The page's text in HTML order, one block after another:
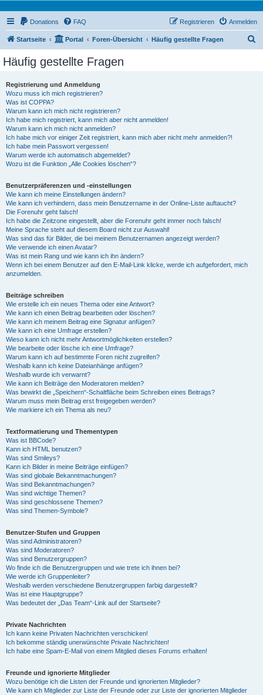
Donations FAQ Anmelden
Registrieren
Startseite Portal Foren-Übersicht Häufig gestellte Fragen
Häufig gestellte Fragen
Registrierung und Anmeldung
Wozu muss ich mich registrieren?
Was ist COPPA?
Warum kann ich mich nicht registrieren?
Ich habe mich registriert, kann mich aber nicht anmelden!
Warum kann ich mich nicht anmelden?
Ich habe mich vor einiger Zeit registriert, kann mich aber nicht mehr anmelden?!
Ich habe mein Passwort vergessen!
Warum werde ich automatisch abgemeldet?
Wozu ist die Funktion „Alle Cookies löschen“?
Benutzerpräferenzen und -einstellungen
Wie kann ich meine Einstellungen ändern?
Wie kann ich verhindern, dass mein Benutzername in der Online-Liste auftaucht?
Die Forenuhr geht falsch!
Ich habe die Zeitzone eingestellt, aber die Forenuhr geht immer noch falsch!
Meine Sprache steht auf diesem Board nicht zur Auswahl!
Was sind das für Bilder, die bei meinem Benutzernamen angezeigt werden?
Wie verwende ich einen Avatar?
Was ist mein Rang und wie kann ich ihn ändern?
Wenn ich bei einem Benutzer auf den E-Mail-Link klicke, werde ich aufgefordert, mich
anzumelden.
Beiträge schreiben
Wie erstelle ich ein neues Thema oder eine Antwort?
Wie kann ich einen Beitrag bearbeiten oder löschen?
Wie kann ich meinem Beitrag eine Signatur anfügen?
Wie kann ich eine Umfrage erstellen?
Wieso kann ich nicht mehr Antwortmöglichkeiten erstellen?
Wie bearbeite oder lösche ich eine Umfrage?
Warum kann ich auf bestimmte Foren nicht zugreifen?
Weshalb kann ich keine Dateianhänge anfügen?
Weshalb wurde ich verwarnt?
Wie kann ich Beiträge den Moderatoren melden?
Was bewirkt die „Speichern“-Schaltfläche beim Schreiben eines Beitrags?
Warum muss mein Beitrag erst freigegeben werden?
Wie markiere ich ein Thema als neu?
Textformatierung und Thementypen
Was ist BBCode?
Kann ich HTML benutzen?
Was sind Smileys?
Kann ich Bilder in meine Beiträge einfügen?
Was sind globale Bekanntmachungen?
Was sind Bekanntmachungen?
Was sind wichtige Themen?
Was sind geschlossene Themen?
Was sind Themen-Symbole?
Benutzer-Stufen und Gruppen
Was sind Administratoren?
Was sind Moderatoren?
Was sind Benutzergruppen?
Wo finde ich die Benutzergruppen und wie trete ich ihnen bei?
Wie werde ich Gruppenleiter?
Weshalb werden verschiedene Benutzergruppen farbig dargestellt?
Was ist eine Hauptgruppe?
Was bedeutet der „Das Team“-Link auf der Startseite?
Private Nachrichten
Ich kann keine Privaten Nachrichten verschicken!
Ich bekomme ständig unerwünschte Private Nachrichten!
Ich habe eine Spam-E-Mail von einem Mitglied dieses Forums erhalten!
Freunde und ignorierte Mitglieder
Wozu benötige ich die Listen der Freunde und ignorierten Mitglieder?
Wie kann ich Mitglieder zur Liste der Freunde oder zur Liste der ignorierten Mitglieder